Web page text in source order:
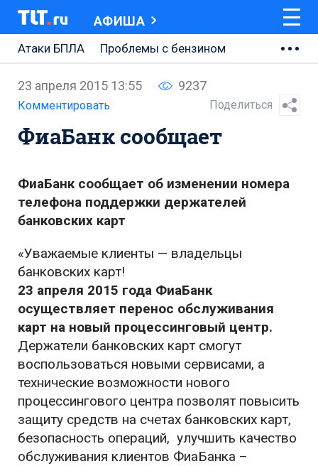
АФИША
Атаки БПЛА
Проблемы с бензином
Ремонт Центральной площади
Ремонт Обводного шоссе
Неделя Тольятти
23 апреля 2015 13:55 9237
Комментировать Поделиться
ФиаБанк сообщает
ФиаБанк сообщает об изменении номера
телефона поддержки держателей
банковских карт
«Уважаемые клиенты — владельцы
банковских карт!
23 апреля 2015 года ФиаБанк
осуществляет перенос обслуживания
карт на новый процессинговый центр.
Держатели банковских карт смогут
воспользоваться новыми сервисами, а
технические возможности нового
процессингового центра позволят повысить
защиту средств на счетах банковских карт,
безопасность операций, улучшить качество
обслуживания клиентов ФиаБанка –